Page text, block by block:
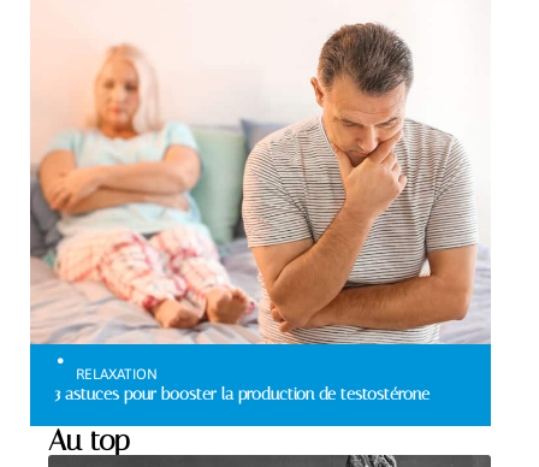
RELAXATION
3 astuces pour booster la production de testostérone
Au top